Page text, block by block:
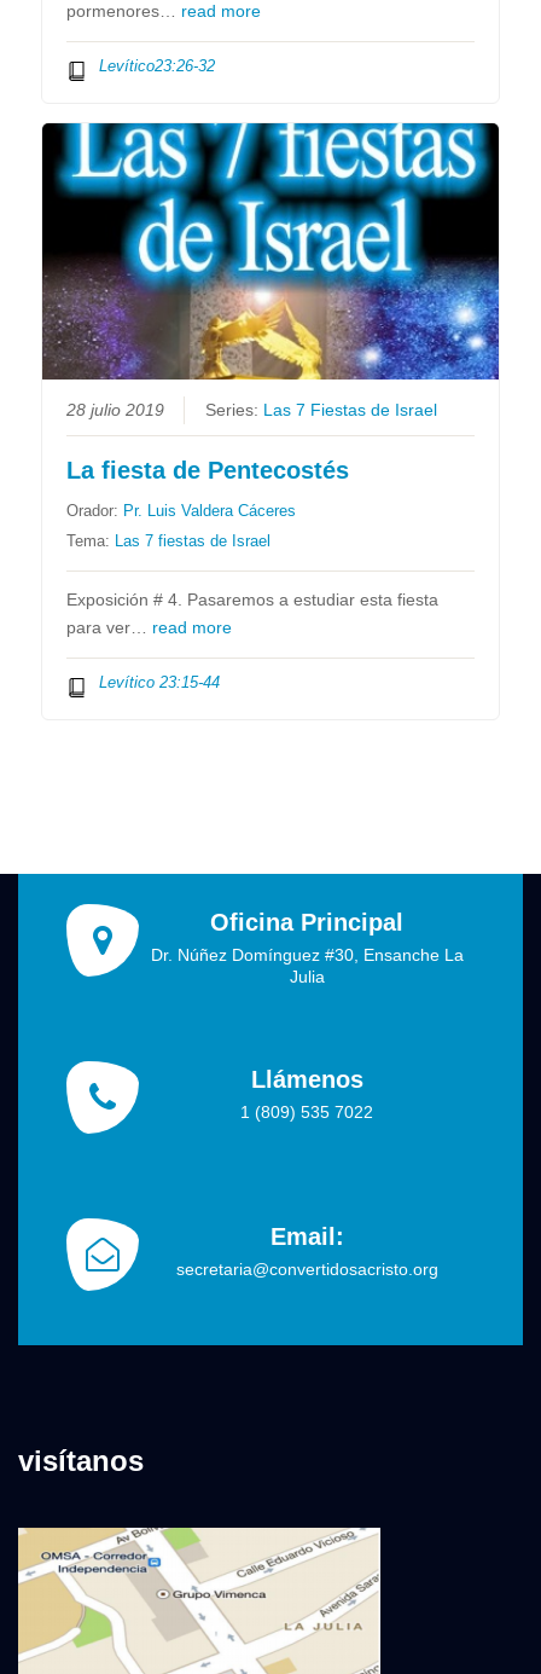
pormenores… read more
Levítico23:26-32
28 julio 2019 Series: Las 7 Fiestas de Israel
La fiesta de Pentecostés
Orador: Pr. Luis Valdera Cáceres
Tema:
Las 7 fiestas de Israel
Exposición # 4. Pasaremos a estudiar esta fiesta
para ver… read more
Levítico 23:15-44
Oficina Principal
Dr. Núñez Domínguez #30, Ensanche La
Julia
Llámenos
1 (809) 535 7022
Email:
secretaria@convertidosacristo.org
visítanos